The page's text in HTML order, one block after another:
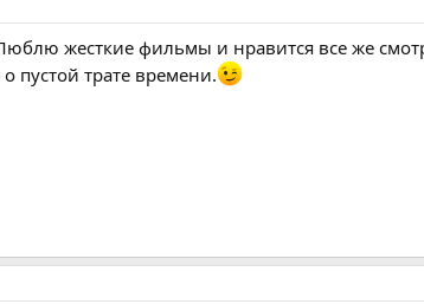
жесткие фильмы и нравится все же
пустой трате времени.